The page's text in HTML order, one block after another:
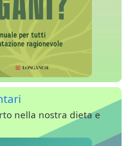
nella nostra dieta e